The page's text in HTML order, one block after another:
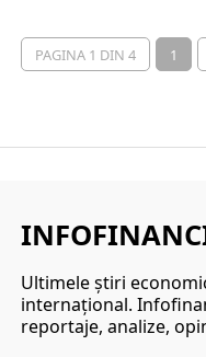
PAGINA 1 DIN 4 1
Ultimele ştiri
internaţional.
reportaje, analize,